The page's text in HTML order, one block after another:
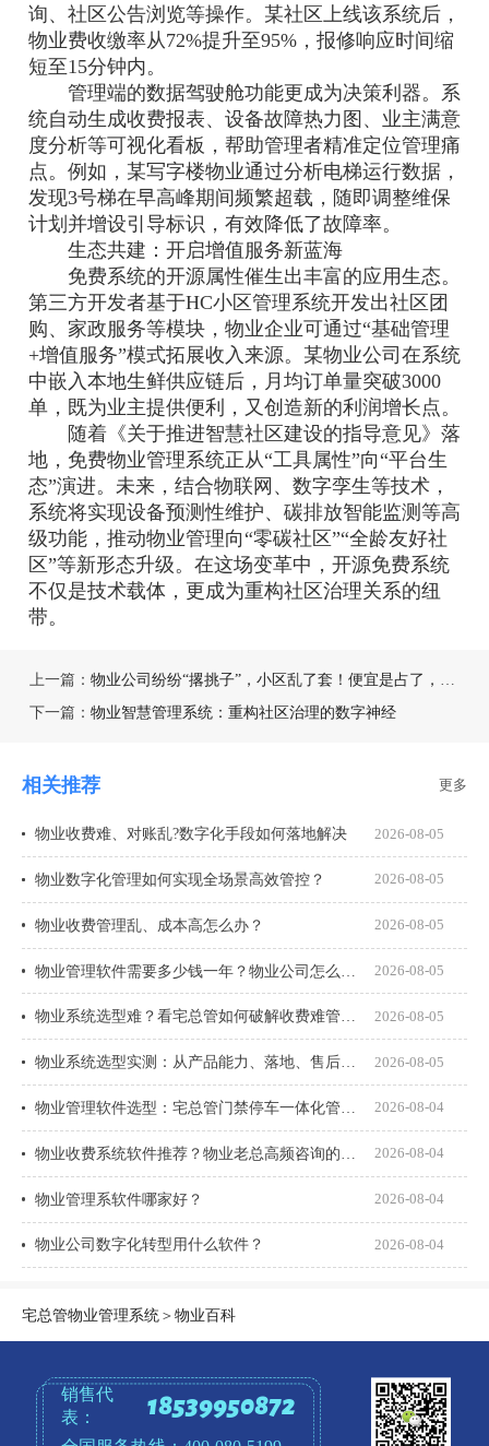
询、社区公告浏览等操作。某社区上线该系统后，
物业费收缴率从72%提升至95%，报修响应时间缩
短至15分钟内。
管理端的数据驾驶舱功能更成为决策利器。系
统自动生成收费报表、设备故障热力图、业主满意
度分析等可视化看板，帮助管理者精准定位管理痛
点。例如，某写字楼物业通过分析电梯运行数据，
发现3号梯在早高峰期间频繁超载，随即调整维保
计划并增设引导标识，有效降低了故障率。
生态共建：开启增值服务新蓝海
免费系统的开源属性催生出丰富的应用生态。
第三方开发者基于HC小区管理系统开发出社区团
购、家政服务等模块，物业企业可通过“基础管理
+增值服务”模式拓展收入来源。某物业公司在系统
中嵌入本地生鲜供应链后，月均订单量突破3000
单，既为业主提供便利，又创造新的利润增长点。
随着《关于推进智慧社区建设的指导意见》落
地，免费物业管理系统正从“工具属性”向“平台生
态”演进。未来，结合物联网、数字孪生等技术，
系统将实现设备预测性维护、碳排放智能监测等高
级功能，推动物业管理向“零碳社区”“全龄友好社
区”等新形态升级。在这场变革中，开源免费系统
不仅是技术载体，更成为重构社区治理关系的纽
带。
上一篇： 物业公司纷纷“撂挑子”，小区乱了套！便宜是占了，后果谁兜底？
下一篇： 物业智慧管理系统：重构社区治理的数字神经
相关推荐 更多
物业收费难、对账乱?数字化手段如何落地解决 2026-08-05
物业数字化管理如何实现全场景高效管控？ 2026-08-05
物业收费管理乱、成本高怎么办？ 2026-08-05
2026-08-05
物业系统选型难？看宅总管如何破解收费难管理乱 2026-08-05
2026-08-05
2026-08-04
2026-08-04
物业管理系软件哪家好？ 2026-08-04
物业公司数字化转型用什么软件？ 2026-08-04
宅总管物业管理系统＞物业百科
销售代
表：
18539950872